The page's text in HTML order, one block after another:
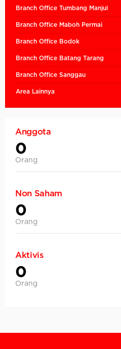
Branch Office Tumbang Manjul
Branch Office Maboh Permai
Branch Office Bodok
Branch Office Batang Tarang
Branch Office Sanggau
Area Lainnya
Anggota
0
Orang
Non Saham
0
Orang
Aktivis
0
Orang